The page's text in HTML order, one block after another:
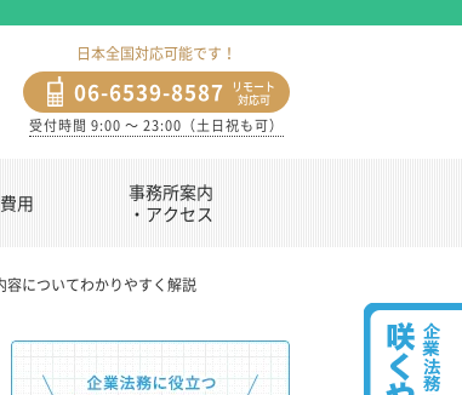
日本全国対応可能です！
06-6539-8587
リモート
対応可
受付時間 9:00 〜 23:00（土日祝も可）
用
事務所案内
・アクセス
についてわかりやすく解説